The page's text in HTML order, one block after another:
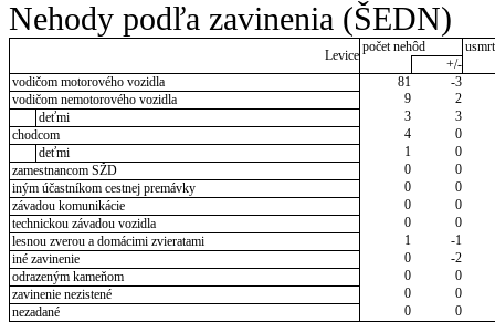
Nehody podľa zavinenia (ŠEDN)
Levice
počet nehôd
+/-
vodičom motorového vozidla
81
-3
vodičom nemotorového vozidla
9
2
deťmi
3
3
chodcom
4
0
deťmi
1
0
zamestnancom SŽD
0
0
iným účastníkom cestnej premávky
0
0
závadou komunikácie
0
0
technickou závadou vozidla
0
0
lesnou zverou a domácimi zvieratami
1
-1
iné zavinenie
0
-2
odrazeným kameňom
0
0
zavinenie nezistené
0
0
nezadané
0 0